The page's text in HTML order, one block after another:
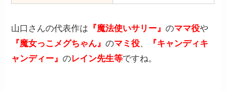
山口さんの代表作は 『魔法使いサリー』のママ役や
『魔女っこメグちゃん』のマミ役、
『キャンディキ
ャンディー』のレイン先生等ですね。